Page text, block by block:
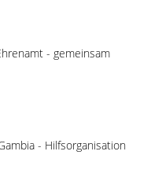
- gemeinsam
- Hilfsorganisation